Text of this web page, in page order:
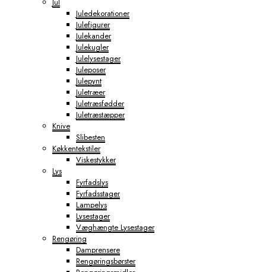
Juledekorationer
Julefigurer
Julekander
Julekugler
Julelysestager
Juleposer
Julepynt
Juletræer
Juletræsfødder
Juletræstæpper
Knive
Slibesten
Køkkentekstiler
Viskestykker
Lys
Fyrfadslys
Fyrfadsstager
Lampelys
Lysestager
Væghængte Lysestager
Rengøring
Damprensere
Rengøringsbørster